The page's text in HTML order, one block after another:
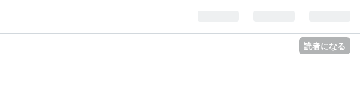
読者になる